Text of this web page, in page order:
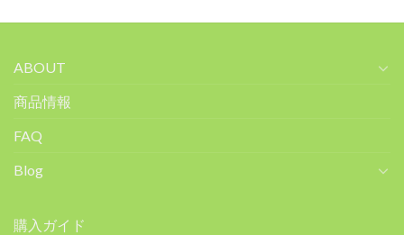
ABOUT
商品情報
FAQ
Blog
購入ガイド